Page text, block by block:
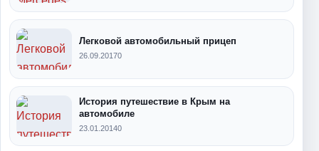
Легковой автомобильный прицеп
26.09.20170
История путешествие в Крым на
автомобиле
23.01.20140